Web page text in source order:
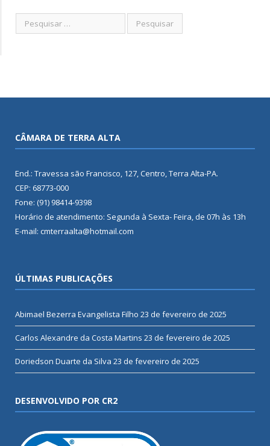
CÂMARA DE TERRA ALTA
End.: Travessa são Francisco, 127, Centro, Terra Alta-PA.
CEP: 68773-000
Fone: (91) 98414-9398
Horário de atendimento: Segunda à Sexta- Feira, de 07h às 13h
E-mail: cmterraalta@hotmail.com
ÚLTIMAS PUBLICAÇÕES
Abimael Bezerra Evangelista Filho 23 de fevereiro de 2025
Carlos Alexandre da Costa Martins 23 de fevereiro de 2025
Doriedson Duarte da Silva 23 de fevereiro de 2025
DESENVOLVIDO POR CR2